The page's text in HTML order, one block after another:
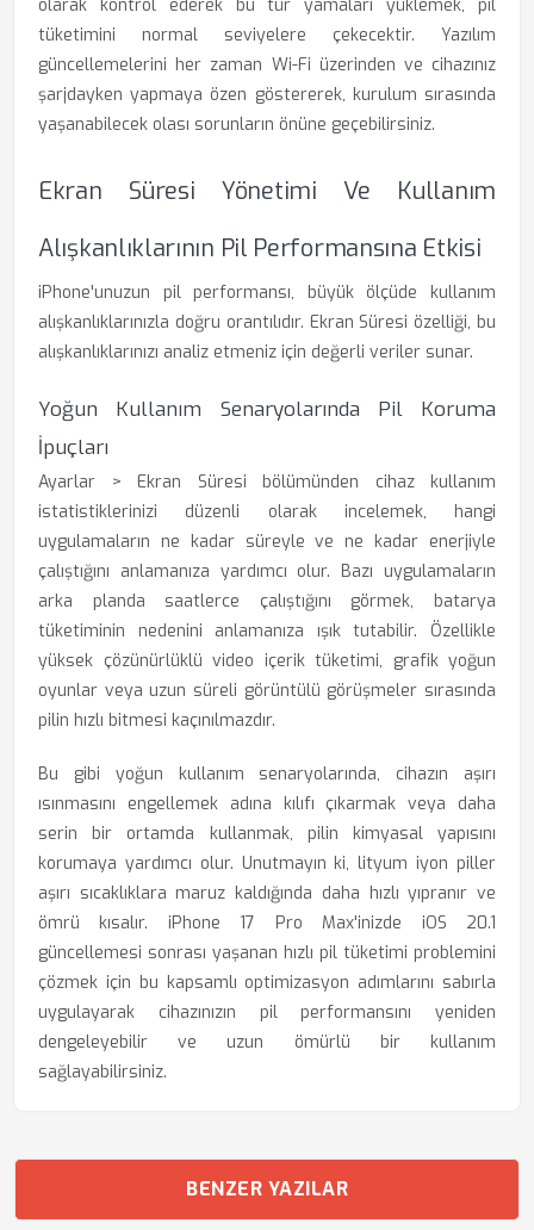
olarak kontrol ederek bu tür yamaları yüklemek, pil
tüketimini normal seviyelere çekecektir. Yazılım
güncellemelerini her zaman Wi-Fi üzerinden ve cihazınız
şarjdayken yapmaya özen göstererek, kurulum sırasında
yaşanabilecek olası sorunların önüne geçebilirsiniz.
Ekran Süresi Yönetimi Ve Kullanım
Alışkanlıklarının Pil Performansına Etkisi
iPhone'unuzun pil performansı, büyük ölçüde kullanım
alışkanlıklarınızla doğru orantılıdır. Ekran Süresi özelliği, bu
alışkanlıklarınızı analiz etmeniz için değerli veriler sunar.
Yoğun Kullanım Senaryolarında Pil Koruma
İpuçları
Ayarlar > Ekran Süresi bölümünden cihaz kullanım
istatistiklerinizi düzenli olarak incelemek, hangi
uygulamaların ne kadar süreyle ve ne kadar enerjiyle
çalıştığını anlamanıza yardımcı olur. Bazı uygulamaların
arka planda saatlerce çalıştığını görmek, batarya
tüketiminin nedenini anlamanıza ışık tutabilir. Özellikle
yüksek çözünürlüklü video içerik tüketimi, grafik yoğun
oyunlar veya uzun süreli görüntülü görüşmeler sırasında
pilin hızlı bitmesi kaçınılmazdır.
Bu gibi yoğun kullanım senaryolarında, cihazın aşırı
ısınmasını engellemek adına kılıfı çıkarmak veya daha
serin bir ortamda kullanmak, pilin kimyasal yapısını
korumaya yardımcı olur. Unutmayın ki, lityum iyon piller
aşırı sıcaklıklara maruz kaldığında daha hızlı yıpranır ve
ömrü kısalır. iPhone 17 Pro Max'inizde iOS 20.1
güncellemesi sonrası yaşanan hızlı pil tüketimi problemini
çözmek için bu kapsamlı optimizasyon adımlarını sabırla
uygulayarak cihazınızın pil performansını yeniden
dengeleyebilir ve uzun ömürlü bir kullanım
sağlayabilirsiniz.
BENZER YAZILAR